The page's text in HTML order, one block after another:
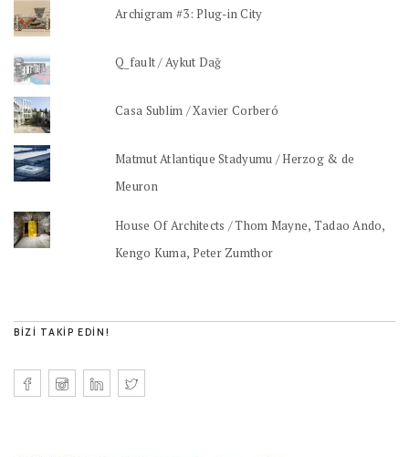
Archigram #3: Plug-in City
Q_fault / Aykut Dağ
Casa Sublim / Xavier Corberó
Matmut Atlantique Stadyumu / Herzog & de
Meuron
House Of Architects / Thom Mayne, Tadao Ando,
Kengo Kuma, Peter Zumthor
BIZI TAKIP EDIN!